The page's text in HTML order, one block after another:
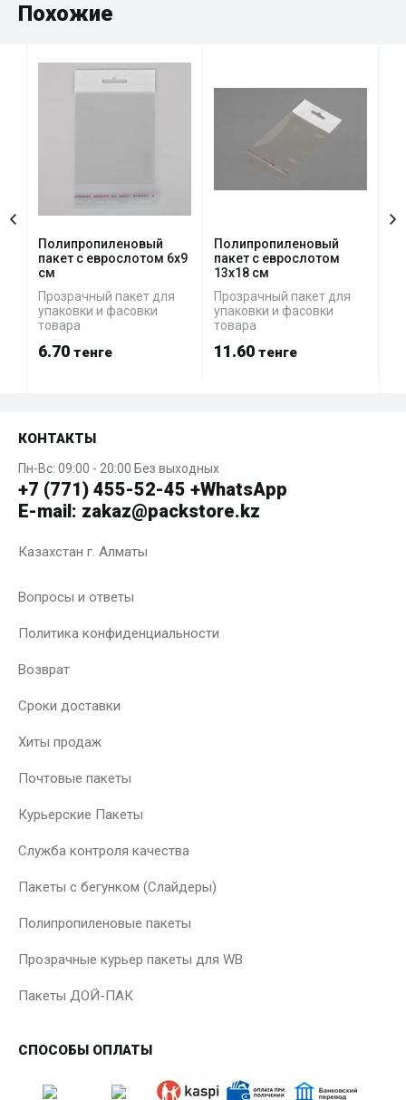
Похожие
Полипропиленовый
пакет с еврослотом 6х9
см
Прозрачный пакет для
упаковки и фасовки
товара
6.70 тенге
Полипропиленовый
пакет с еврослотом
13х18 см
Прозрачный пакет для
упаковки и фасовки
товара
11.60 тенге
КОНТАКТЫ
Пн-Вс: 09:00 - 20:00 Без выходных
+7 (771) 455-52-45 +WhatsApp
E-mail: zakaz@packstore.kz
Казахстан г. Алматы
Вопросы и ответы
Политика конфиденциальности
Возврат
Сроки доставки
Хиты продаж
Почтовые пакеты
Курьерские Пакеты
Служба контроля качества
Пакеты с бегунком (Слайдеры)
Полипропиленовые пакеты
Прозрачные курьер пакеты для WB
Пакеты ДОЙ-ПАК
СПОСОБЫ ОПЛАТЫ